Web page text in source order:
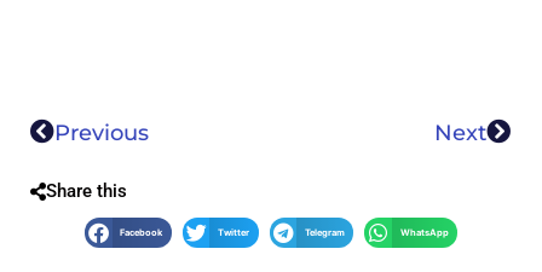
Previous Next
Share this
Facebook Twitter Telegram WhatsApp